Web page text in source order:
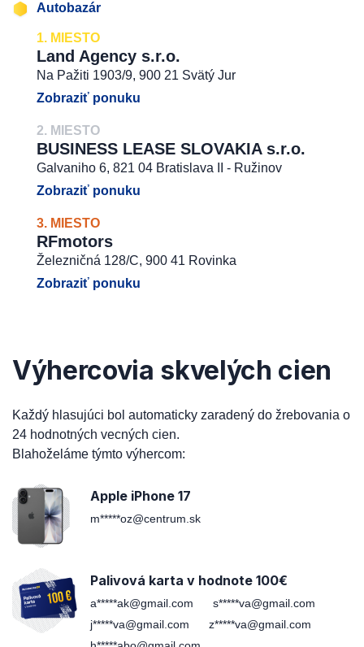
Autobazár
1. MIESTO
Land Agency s.r.o.
Na Pažiti 1903/9, 900 21 Svätý Jur
Zobraziť ponuku
2. MIESTO
BUSINESS LEASE SLOVAKIA s.r.o.
Galvaniho 6, 821 04 Bratislava II - Ružinov
Zobraziť ponuku
3. MIESTO
RFmotors
Železničná 128/C, 900 41 Rovinka
Zobraziť ponuku
Výhercovia skvelých cien
Každý hlasujúci bol automaticky zaradený do žrebovania o
24 hodnotných vecných cien.
Blahoželáme týmto výhercom:
Apple iPhone 17
m*****oz@centrum.sk
Palivová karta v hodnote 100€
a*****ak@gmail.com
s*****va@gmail.com
j*****va@gmail.com
z*****va@gmail.com